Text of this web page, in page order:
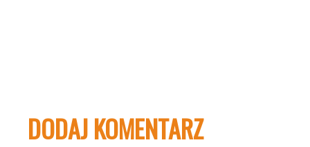
DODAJ KOMENTARZ